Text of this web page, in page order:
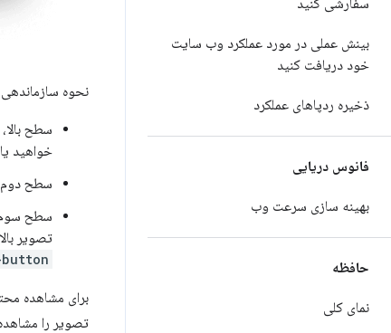
سفارشی کنید
بینش عملی در مورد عملکرد وب سایت
خود دریافت کنید
ذخیره ردپاهای عملکرد
فانوس دریایی
بهینه سازی سرعت وب
حافظه
نمای کلی
نحوه
سطح بالا،
خواهید
سطح
سطح سوم،
تصویر
برای مشاهده
تصویر را